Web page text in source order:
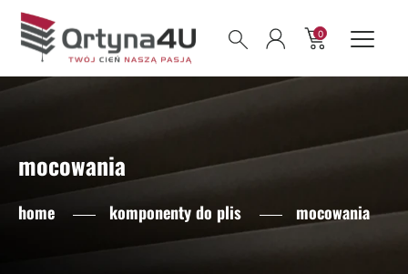
0
mocowania
home komponenty do plis mocowania